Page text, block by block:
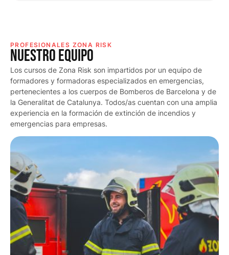
PROFESIONALES ZONA RISK
NUESTRO EQUiPO
Los cursos de Zona Risk son impartidos por un equipo de
formadores y formadoras especializados en emergencias,
pertenecientes a los cuerpos de Bomberos de Barcelona y de
la Generalitat de Catalunya. Todos/as cuentan con una amplia
experiencia en la formación de extinción de incendios y
emergencias para empresas.